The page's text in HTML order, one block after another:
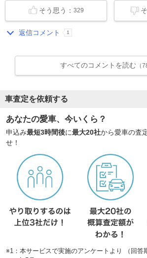
そう思う： 329
返信コメント 1
すべてのコメントを読む （
車査定を依頼する
あなたの愛車、今いくら？
申込み最短3時間後に最大20社から愛車の査
せ！
※1：本サービスで実施のアンケートより （回答